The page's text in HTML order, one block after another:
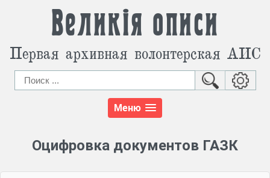
Великія описи
Первая архивная волонтерская АИС
Меню
Оцифровка документов ГАЗК